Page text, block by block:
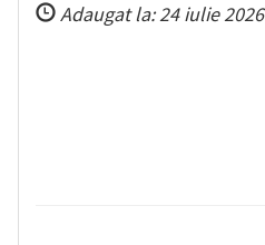
Adaugat la: 24 iulie 2026